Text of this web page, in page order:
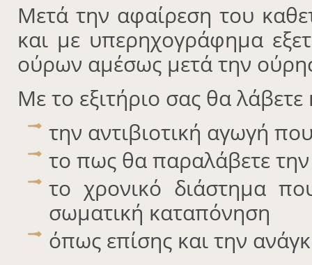
Μετά την αφαίρεση του
και με υπερηχογράφημα
ούρων αμέσως μετά την
Με το εξιτήριο σας θα λάβετε
την αντιβιοτική αγωγή
το πως θα παραλάβετε την
το χρονικό διάστημα
σωματική καταπόνηση
όπως επίσης και την